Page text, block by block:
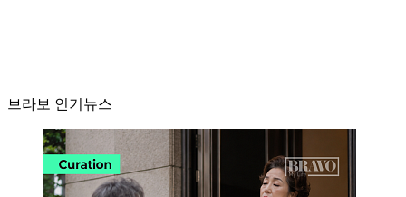
브라보 인기뉴스